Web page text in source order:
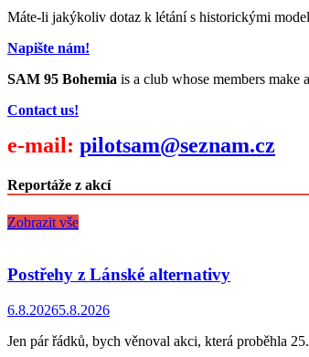
Máte-li jakýkoliv dotaz k létání s historickými
Napište nám!
SAM 95 Bohemia is a club whose members make
Contact us!
e-mail: pilotsam@seznam.cz
Reportáže z akcí
Zobrazit vše
Postřehy z Lánské alternativy
6.8.20265.8.2026
Jen pár řádků, bych věnoval akci, která proběhla